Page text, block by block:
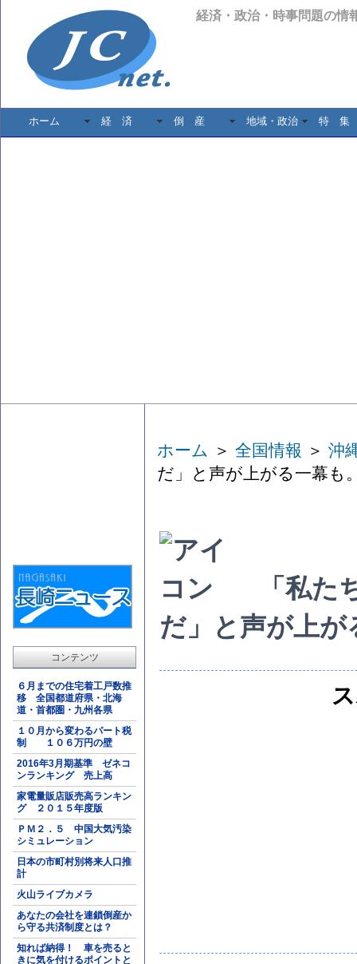
経済・政治・時事問題の情
ホーム 経 済 倒 産 地域・政治 特 集
コンテンツ
６月までの住宅着工戸数推
移 全国都道府県・北海
道・首都圏・九州各県
１０月から変わるパート税
制 １０６万円の壁
2016年3月期基準 ゼネコ
ンランキング 売上高
家電量販店販売高ランキン
グ ２０１５年度版
ＰＭ２．５ 中国大気汚染
シミュレーション
日本の市町村別将来人口推
計
火山ライブカメラ
あなたの会社を連鎖倒産か
ら守る共済制度とは？
知れば納得！ 車を売ると
きに気を付けるポイントと
ホーム ＞ 全国情報 ＞ 沖
だ」と声が上がる一幕も
「私た
だ」と声が上が